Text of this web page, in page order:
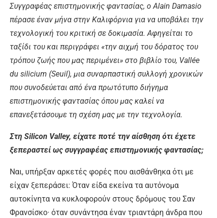
Συγγραφέας επιστημονικής φαντασίας, ο Alain Damasio
πέρασε έναν μήνα στην Καλιφόρνια για να υποβάλει την
τεχνολογική του κριτική σε δοκιμασία. Αφηγείται το
ταξίδι του και περιγράφει «την αιχμή του δόρατος του
τρόπου ζωής που μας περιμένει» στο βιβλίο του, Vallée
du silicium (Seuil), μια συναρπαστική συλλογή χρονικών
που συνοδεύεται από ένα πρωτότυπο διήγημα
επιστημονικής φαντασίας όπου μας καλεί να
επανεξετάσουμε τη σχέση μας με την τεχνολογία.
Στη Silicon Valley, είχατε ποτέ την αίσθηση ότι έχετε
ξεπεραστεί ως συγγραφέας επιστημονικής φαντασίας;
Ναι, υπήρξαν αρκετές φορές που αισθάνθηκα ότι με
είχαν ξεπεράσει: Όταν είδα εκείνα τα αυτόνομα
αυτοκίνητα να κυκλοφορούν στους δρόμους του Σαν
Φρανσίσκο· όταν συνάντησα έναν τριαντάρη άνδρα που